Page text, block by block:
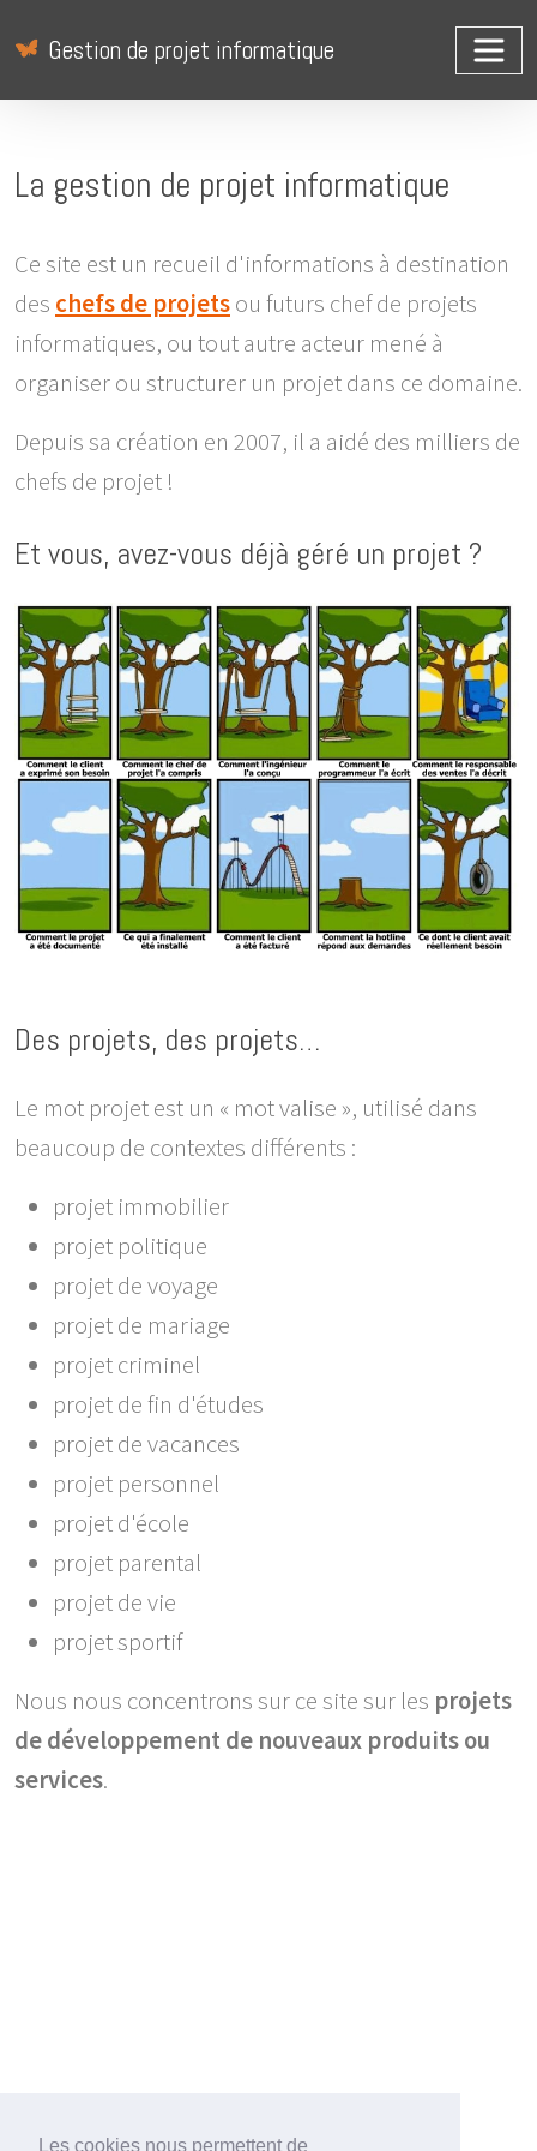
Les cookies nous permettent de
Gestion de projet informatique
La gestion de projet informatique
Ce site est un recueil d'informations à destination
des chefs de projetsou futurs chef de projets
informatiques, ou tout autre acteur mené à
organiser ou structurer un projet dans ce domaine.
Depuis sa création en 2007, il a aidé des milliers de
chefs de projet !
Et vous, avez-vous déjà géré un projet ?
Des projets, des projets…
Le mot projet est un « mot valise », utilisé dans
beaucoup de contextes différents :
projet immobilier
projet politique
projet de voyage
projet de mariage
projet criminel
projet de fin d'études
projet de vacances
projet personnel
projet d'école
projet parental
projet de vie
projet sportif
Nous nous concentrons sur ce site sur les projets
de développement de nouveaux produits ou
services.